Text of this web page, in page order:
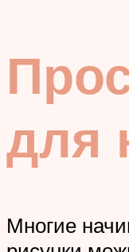
для
Многие